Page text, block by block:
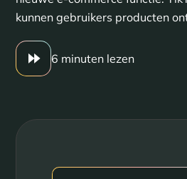
kunnen gebruikers producten
6 minuten lezen